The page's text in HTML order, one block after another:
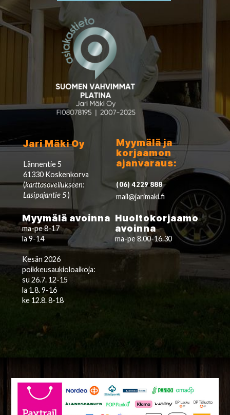
Jari Mäki Oy
Lännentie 5
61330 Koskenkorva
(karttasovellukseen:
Lasipajantie 5)
Myymälä ja
korjaamon
ajanvaraus:
(06) 4229 888
mail@jarimaki.fi
Myymälä avoinna
ma-pe 8-17
la 9-14
Kesän 2026
poikkeusaukioloaikoja:
su 26.7. 12-15
la 1.8. 9-16
ke 12.8. 8-18
Huoltokorjaamo
avoinna
ma-pe 8.00-16.30